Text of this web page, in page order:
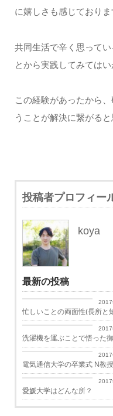
に嬉しさも感じておりま
共同生活で辛く思ってい
とから実践してみてはい
この経験があったから
うことが解決に繋がる
投稿者プロフィー
koya
最新の投稿
2017
忙しいことの両面性(長所と
日々思うこと
2017
洗濯機を運ぶことで悟った
学生生活
2017
電気通信大学の卒業式 N教
学生生活
2017
愛媛大学はどんな所？